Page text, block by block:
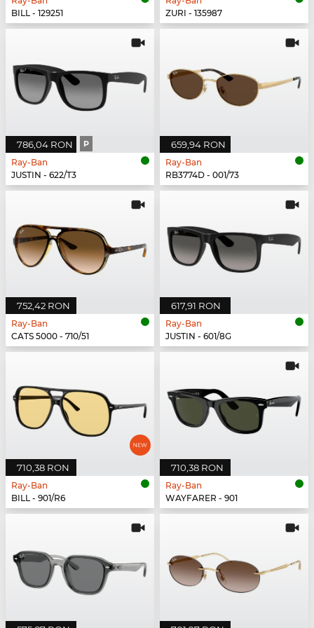
BILL - 129251
ZURI - 135987
786,04 RON P
Ray-Ban
JUSTIN - 622/T3
659,94 RON
Ray-Ban
RB3774D - 001/73
752,42 RON
Ray-Ban
CATS 5000 - 710/51
617,91 RON
Ray-Ban
JUSTIN - 601/8G
710,38 RON
Ray-Ban
BILL - 901/R6
710,38 RON
Ray-Ban
WAYFARER - 901